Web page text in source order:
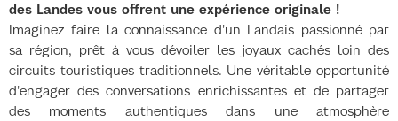
des Landes vous offrent une expérience originale !
Imaginez faire la connaissance d'un Landais passionné par
sa région, prêt à vous dévoiler les joyaux cachés loin des
circuits touristiques traditionnels. Une véritable opportunité
d'engager des conversations enrichissantes et de partager
des moments authentiques dans une atmosphère